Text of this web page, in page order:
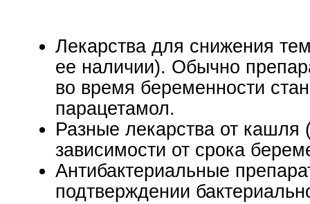
Лекарства для снижения
ее наличии). Обычно
во время беременности
парацетамол.
Разные лекарства от кашля
зависимости от срока
Антибактериальные
подтверждении